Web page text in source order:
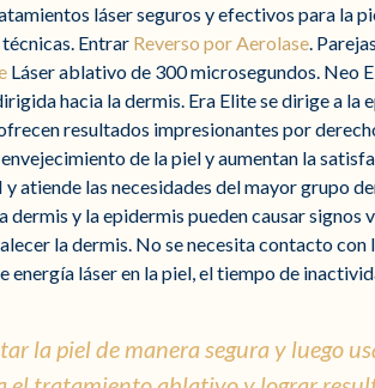
láser seguros y efectivos para la
Entrar Reverso por Aerolase.
Láser ablativo de 300 microsegundos. Neo
hacia la dermis. Era Elite se dirige a
resultados impresionantes por
de la piel y aumentan la
las necesidades del mayor grupo
dermis y la epidermis pueden causar signos
la dermis. No se necesita contacto
energía láser en la piel, el tiempo de
la piel de manera segura y luego